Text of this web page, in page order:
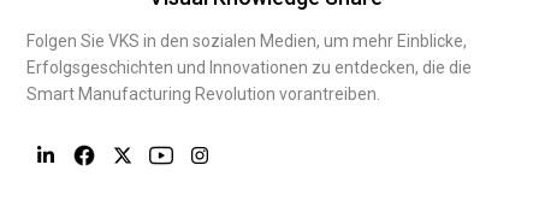
Folgen Sie VKS in den sozialen Medien, um mehr Einblicke,
Erfolgsgeschichten und Innovationen zu entdecken, die die
Smart Manufacturing Revolution vorantreiben.